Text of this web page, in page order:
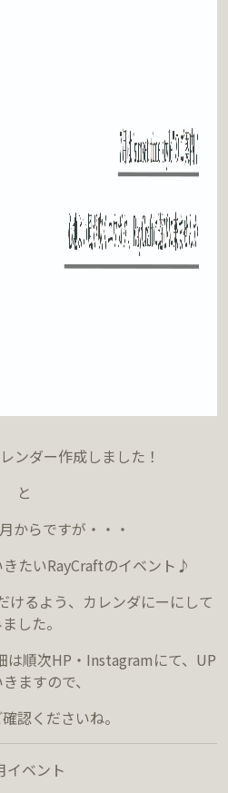
ンダー作成しました！
と
からですが・・・
たいRayCraftのイベント♪
けるよう、カレンダにーにして
した。
は順次HP・Instagramにて、UP
ますので、
認くださいね。
イベント